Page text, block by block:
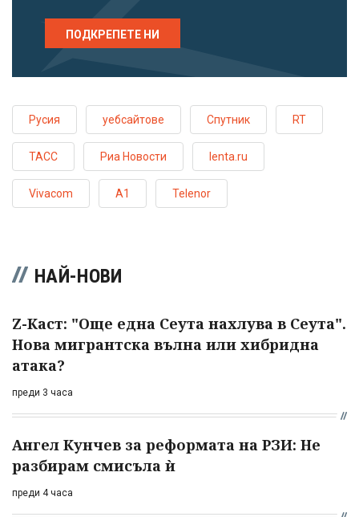
ПОДКРЕПЕТЕ НИ
Русия уебсайтове Спутник RT
ТАСС Риа Новости lenta.ru
Vivacom A1 Telenor
НАЙ-НОВИ
Z-Каст: "Още една Сеута нахлува в Сеута".
Нова мигрантска вълна или хибридна
атака?
преди 3 часа
Ангел Кунчев за реформата на РЗИ: Не
разбирам смисъла ѝ
преди 4 часа